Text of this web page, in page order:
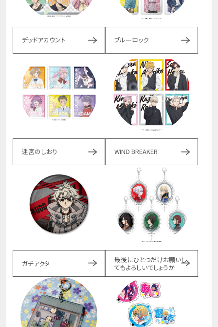
デッドアカウント ブルーロック
迷宮のしおり WIND BREAKER
ガチアクタ
最後にひとつだけお願いし
てもよろしいでしょうか